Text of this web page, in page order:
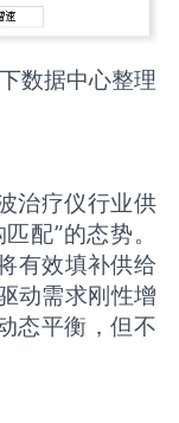
数据中心整理
治疗仪行业供
配”的态势。
有效填补供给
动需求刚性增
态平衡，但不